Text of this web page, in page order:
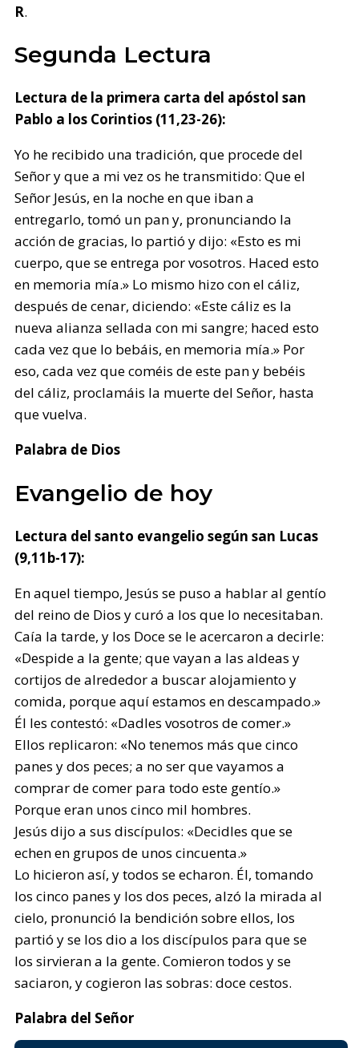
R.
Segunda Lectura
Lectura de la primera carta del apóstol san
Pablo a los Corintios (11,23-26):
Yo he recibido una tradición, que procede del
Señor y que a mi vez os he transmitido: Que el
Señor Jesús, en la noche en que iban a
entregarlo, tomó un pan y, pronunciando la
acción de gracias, lo partió y dijo: «Esto es mi
cuerpo, que se entrega por vosotros. Haced esto
en memoria mía.» Lo mismo hizo con el cáliz,
después de cenar, diciendo: «Este cáliz es la
nueva alianza sellada con mi sangre; haced esto
cada vez que lo bebáis, en memoria mía.» Por
eso, cada vez que coméis de este pan y bebéis
del cáliz, proclamáis la muerte del Señor, hasta
que vuelva.
Palabra de Dios
Evangelio de hoy
Lectura del santo evangelio según san Lucas
(9,11b-17):
En aquel tiempo, Jesús se puso a hablar al gentío
del reino de Dios y curó a los que lo necesitaban.
Caía la tarde, y los Doce se le acercaron a decirle:
«Despide a la gente; que vayan a las aldeas y
cortijos de alrededor a buscar alojamiento y
comida, porque aquí estamos en descampado.»
Él les contestó: «Dadles vosotros de comer.»
Ellos replicaron: «No tenemos más que cinco
panes y dos peces; a no ser que vayamos a
comprar de comer para todo este gentío.»
Porque eran unos cinco mil hombres.
Jesús dijo a sus discípulos: «Decidles que se
echen en grupos de unos cincuenta.»
Lo hicieron así, y todos se echaron. Él, tomando
los cinco panes y los dos peces, alzó la mirada al
cielo, pronunció la bendición sobre ellos, los
partió y se los dio a los discípulos para que se
los sirvieran a la gente. Comieron todos y se
saciaron, y cogieron las sobras: doce cestos.
Palabra del Señor